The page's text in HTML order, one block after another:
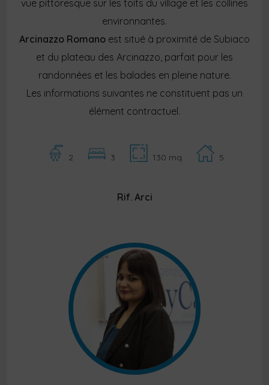
vue pittoresque sur les toits du village et les collines
environnantes.
Arcinazzo Romano est situé à proximité de Subiaco
et du plateau des Arcinazzo, parfait pour les
randonnées et les balades en pleine nature.
Les informations suivantes ne constituent pas un
élément contractuel.
2 3 130 mq 5
Rif. Arci